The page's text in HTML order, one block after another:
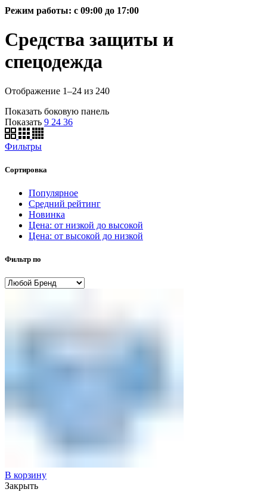
Режим работы: c 09:00 до 17:00
Средства защиты и
спецодежда
Отображение 1–24 из 240
Показать боковую панель
Показать 9 24 36
Фильтры
Сортировка
Популярное
Средний рейтинг
Новинка
Цена: от низкой до высокой
Цена: от высокой до низкой
Фильтр по
В корзину
Закрыть